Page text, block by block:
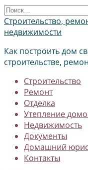
Перейти
к
содержанию
Search
for:
Строительство,
недвижимости
Как построить дом
строительстве,
Строительство
Ремонт
Отделка
Утепление
Недвижимость
Документы
Домашний
Контакты